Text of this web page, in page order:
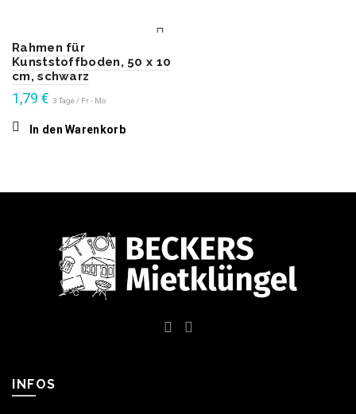
Rahmen für
Kunststoffboden, 50 x 10
cm, schwarz
1,79 € 3 Tage / Fr - Mo
In den Warenkorb
INFOS